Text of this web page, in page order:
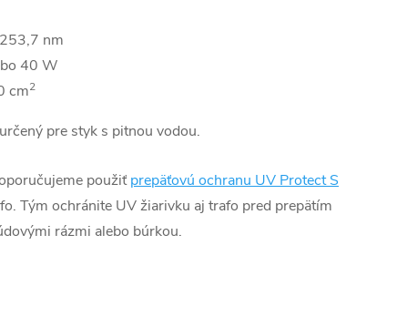
nm
40 W
cm2
pre styk s pitnou vodou.
použiťprepäťovú ochranu UV Protect S
Tým ochránite UV žiarivku aj trafo pred prepätím
rázmi alebo búrkou.